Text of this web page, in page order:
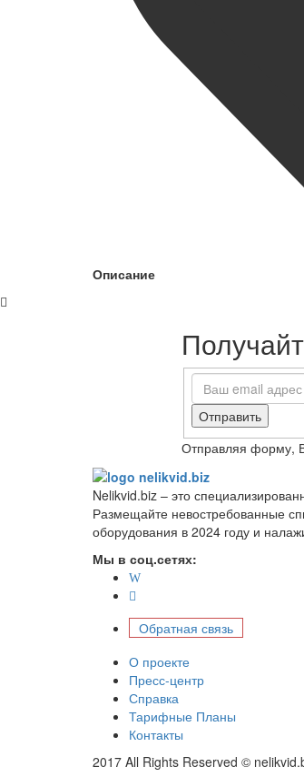
Описание
Отправить
Отправляя форму,
Nelikvid.biz – это
Размещайте невостребованные
оборудования в 2024 году и
Мы в соц.сетях:
Обратная связь
О проекте
Пресс-центр
Справка
Тарифные Планы
Контакты
2017 All Rights Reserved ©